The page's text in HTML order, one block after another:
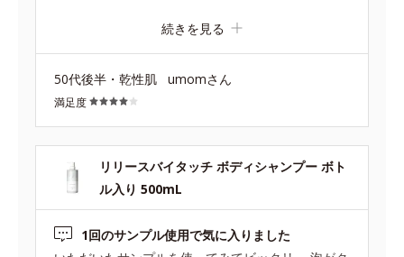
ります。賛否あると思いますが、私は身体を洗う時
に香りでリラックスしたい派なので、微香のものも
あったらいいなと思います。
続きを見る
50代後半・乾性肌 umomさん
満足度
リリースバイタッチ ボディシャンプー ボト
ル入り 500mL
1回のサンプル使用で気に入りました